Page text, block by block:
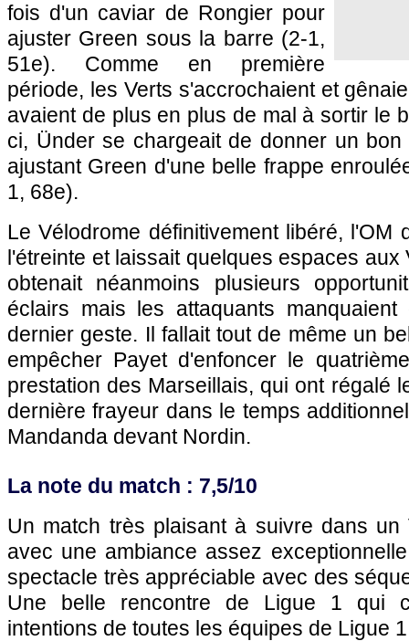
fois d'un caviar de Rongier pour
ajuster Green sous la barre (2-1,
51e). Comme en première
période, les Verts s'accrochaient et
avaient de plus en plus de mal à sortir le
ci, Ünder se chargeait de donner un
ajustant Green d'une belle frappe
1, 68e).
Le Vélodrome définitivement libéré, l'OM
l'étreinte et laissait quelques espaces aux
obtenait néanmoins plusieurs
éclairs mais les attaquants
dernier geste. Il fallait tout de même un
empêcher Payet d'enfoncer le
prestation des Marseillais, qui ont régalé
dernière frayeur dans le temps
Mandanda devant Nordin.
La note du match : 7,5/10
Un match très plaisant à suivre dans un
avec une ambiance assez
spectacle très appréciable avec des
Une belle rencontre de Ligue 1 qui
intentions de toutes les équipes de Ligue